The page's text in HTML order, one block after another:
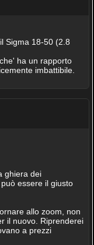
Sigma 18-50 (2.8
ha un rapporto
imbattibile.
ghiera dei
essere il giusto
allo zoom, non
il nuovo. Riprenderei
a prezzi